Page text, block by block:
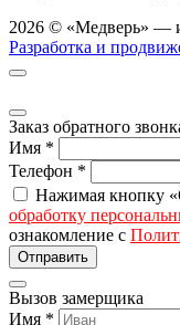
2026 © «Медверь» —
Разработка и
Заказ обратного
Имя *
Телефон *
Нажимая кнопку
обработку
ознакомление с
Вызов замерщика
Имя *